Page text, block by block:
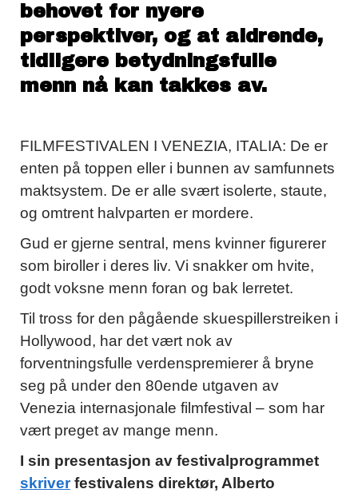
behovet for nyere
perspektiver, og at aldrende,
tidligere betydningsfulle
menn nå kan takkes av.
FILMFESTIVALEN I VENEZIA, ITALIA: De er
enten på toppen eller i bunnen av samfunnets
maktsystem. De er alle svært isolerte, staute,
og omtrent halvparten er mordere.
Gud er gjerne sentral, mens kvinner figurerer
som biroller i deres liv. Vi snakker om hvite,
godt voksne menn foran og bak lerretet.
Til tross for den pågående skuespillerstreiken i
Hollywood, har det vært nok av
forventningsfulle verdenspremierer å bryne
seg på under den 80ende utgaven av
Venezia internasjonale filmfestival – som har
vært preget av mange menn.
I sin presentasjon av festivalprogrammet
skriverfestivalens direktør, Alberto